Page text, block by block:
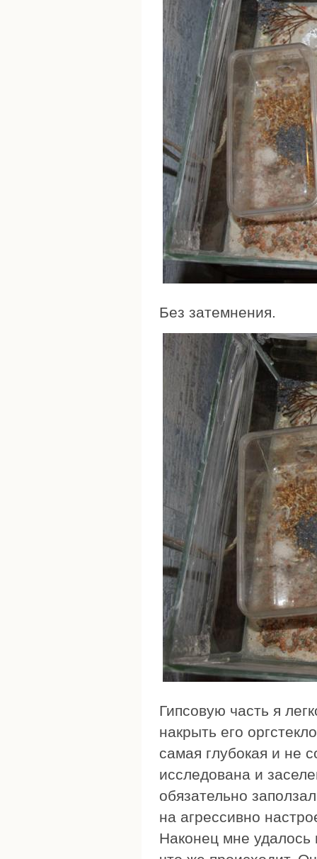
Без затемнения.
Гипсовую часть я
накрыть его
самая глубокая и не
исследована и
обязательно
на агрессивно
Наконец мне удалось